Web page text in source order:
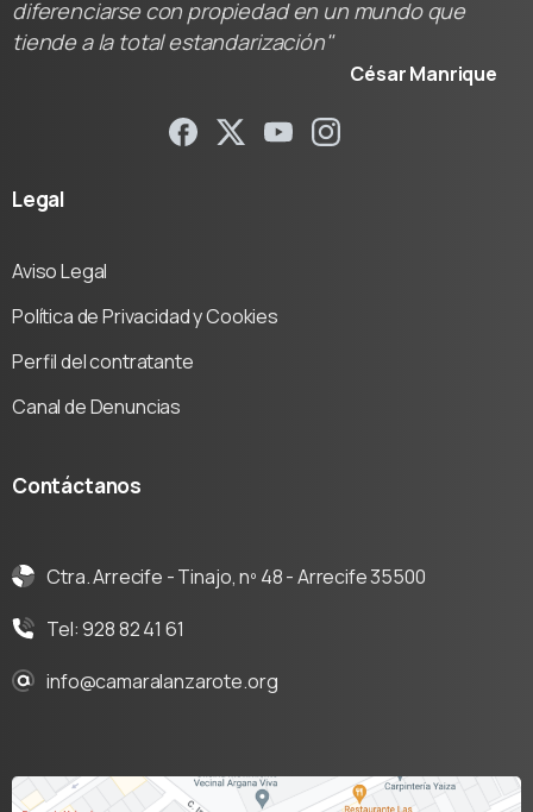
diferenciarse con propiedad en un mundo que
tiende a la total estandarización"
César Manrique
Legal
Aviso Legal
Política de Privacidad y Cookies
Perfil del contratante
Canal de Denuncias
Contáctanos
Ctra. Arrecife - Tinajo, nº 48 - Arrecife 35500
Tel: 928 82 41 61
info@camaralanzarote.org